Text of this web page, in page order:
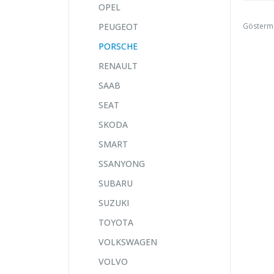
OPEL
PEUGEOT
PORSCHE
RENAULT
SAAB
SEAT
SKODA
SMART
SSANYONG
SUBARU
SUZUKI
TOYOTA
VOLKSWAGEN
VOLVO